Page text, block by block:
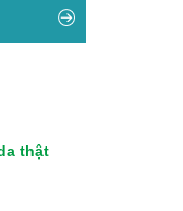
thật